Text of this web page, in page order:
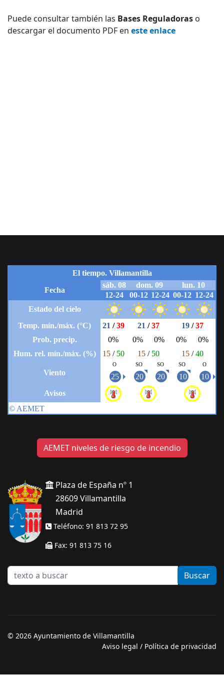
Puede consultar también las Bases Reguladoras o
descargar el documento PDF en este enlace
AEMET niveles de riesgo de incendio
Plaza de España nº 1
28609 Villamantilla
Madrid
Teléfono: 91 813 72 95
Fax: 91 813 75 16
texto
a
Buscar
© 2026 Ayuntamiento de Villamantilla
Aviso legal / Política de privacidad